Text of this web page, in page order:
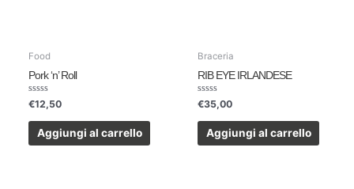
Food
Pork ‘n’ Roll
Valutato
0
su
€12,50
Aggiungi al carrello
Braceria
RIB EYE IRLANDESE
Valutato
0
su
€35,00
Aggiungi al carrello